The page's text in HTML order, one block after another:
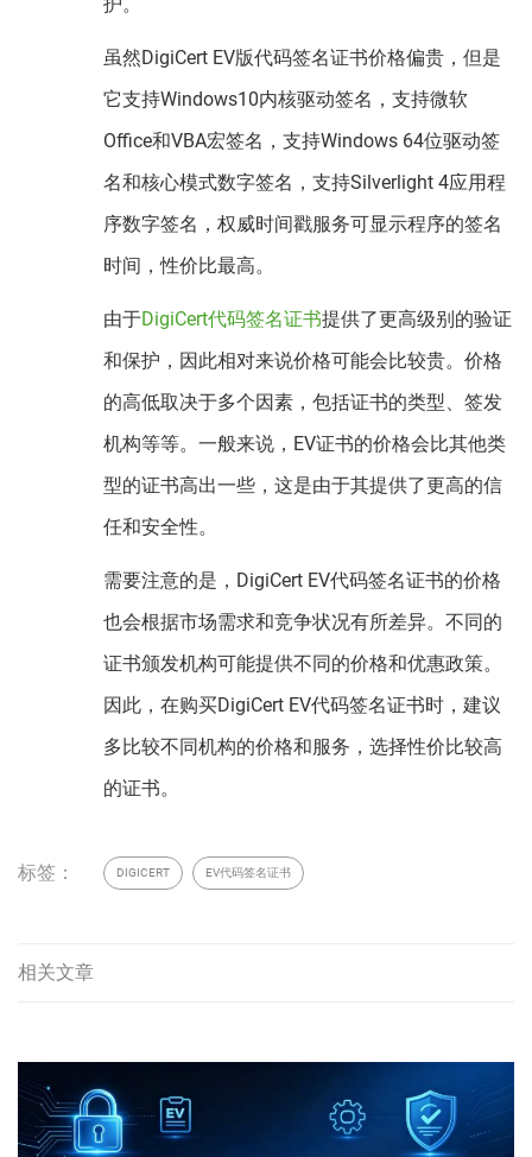
虽然DigiCert EV版代码签名证书价格偏贵，但是
它支持Windows10内核驱动签名，支持微软
Office和VBA宏签名，支持Windows 64位驱动签
名和核心模式数字签名，支持Silverlight 4应用程
序数字签名，权威时间戳服务可显示程序的签名
时间，性价比最高。
由于DigiCert代码签名证书提供了更高级别的验证
和保护，因此相对来说价格可能会比较贵。价格
的高低取决于多个因素，包括证书的类型、签发
机构等等。一般来说，EV证书的价格会比其他类
型的证书高出一些，这是由于其提供了更高的信
任和安全性。
需要注意的是，DigiCert EV代码签名证书的价格
也会根据市场需求和竞争状况有所差异。不同的
证书颁发机构可能提供不同的价格和优惠政策。
因此，在购买DigiCert EV代码签名证书时，建议
多比较不同机构的价格和服务，选择性价比较高
的证书。
标签： DIGICERT EV代码签名证书
相关文章